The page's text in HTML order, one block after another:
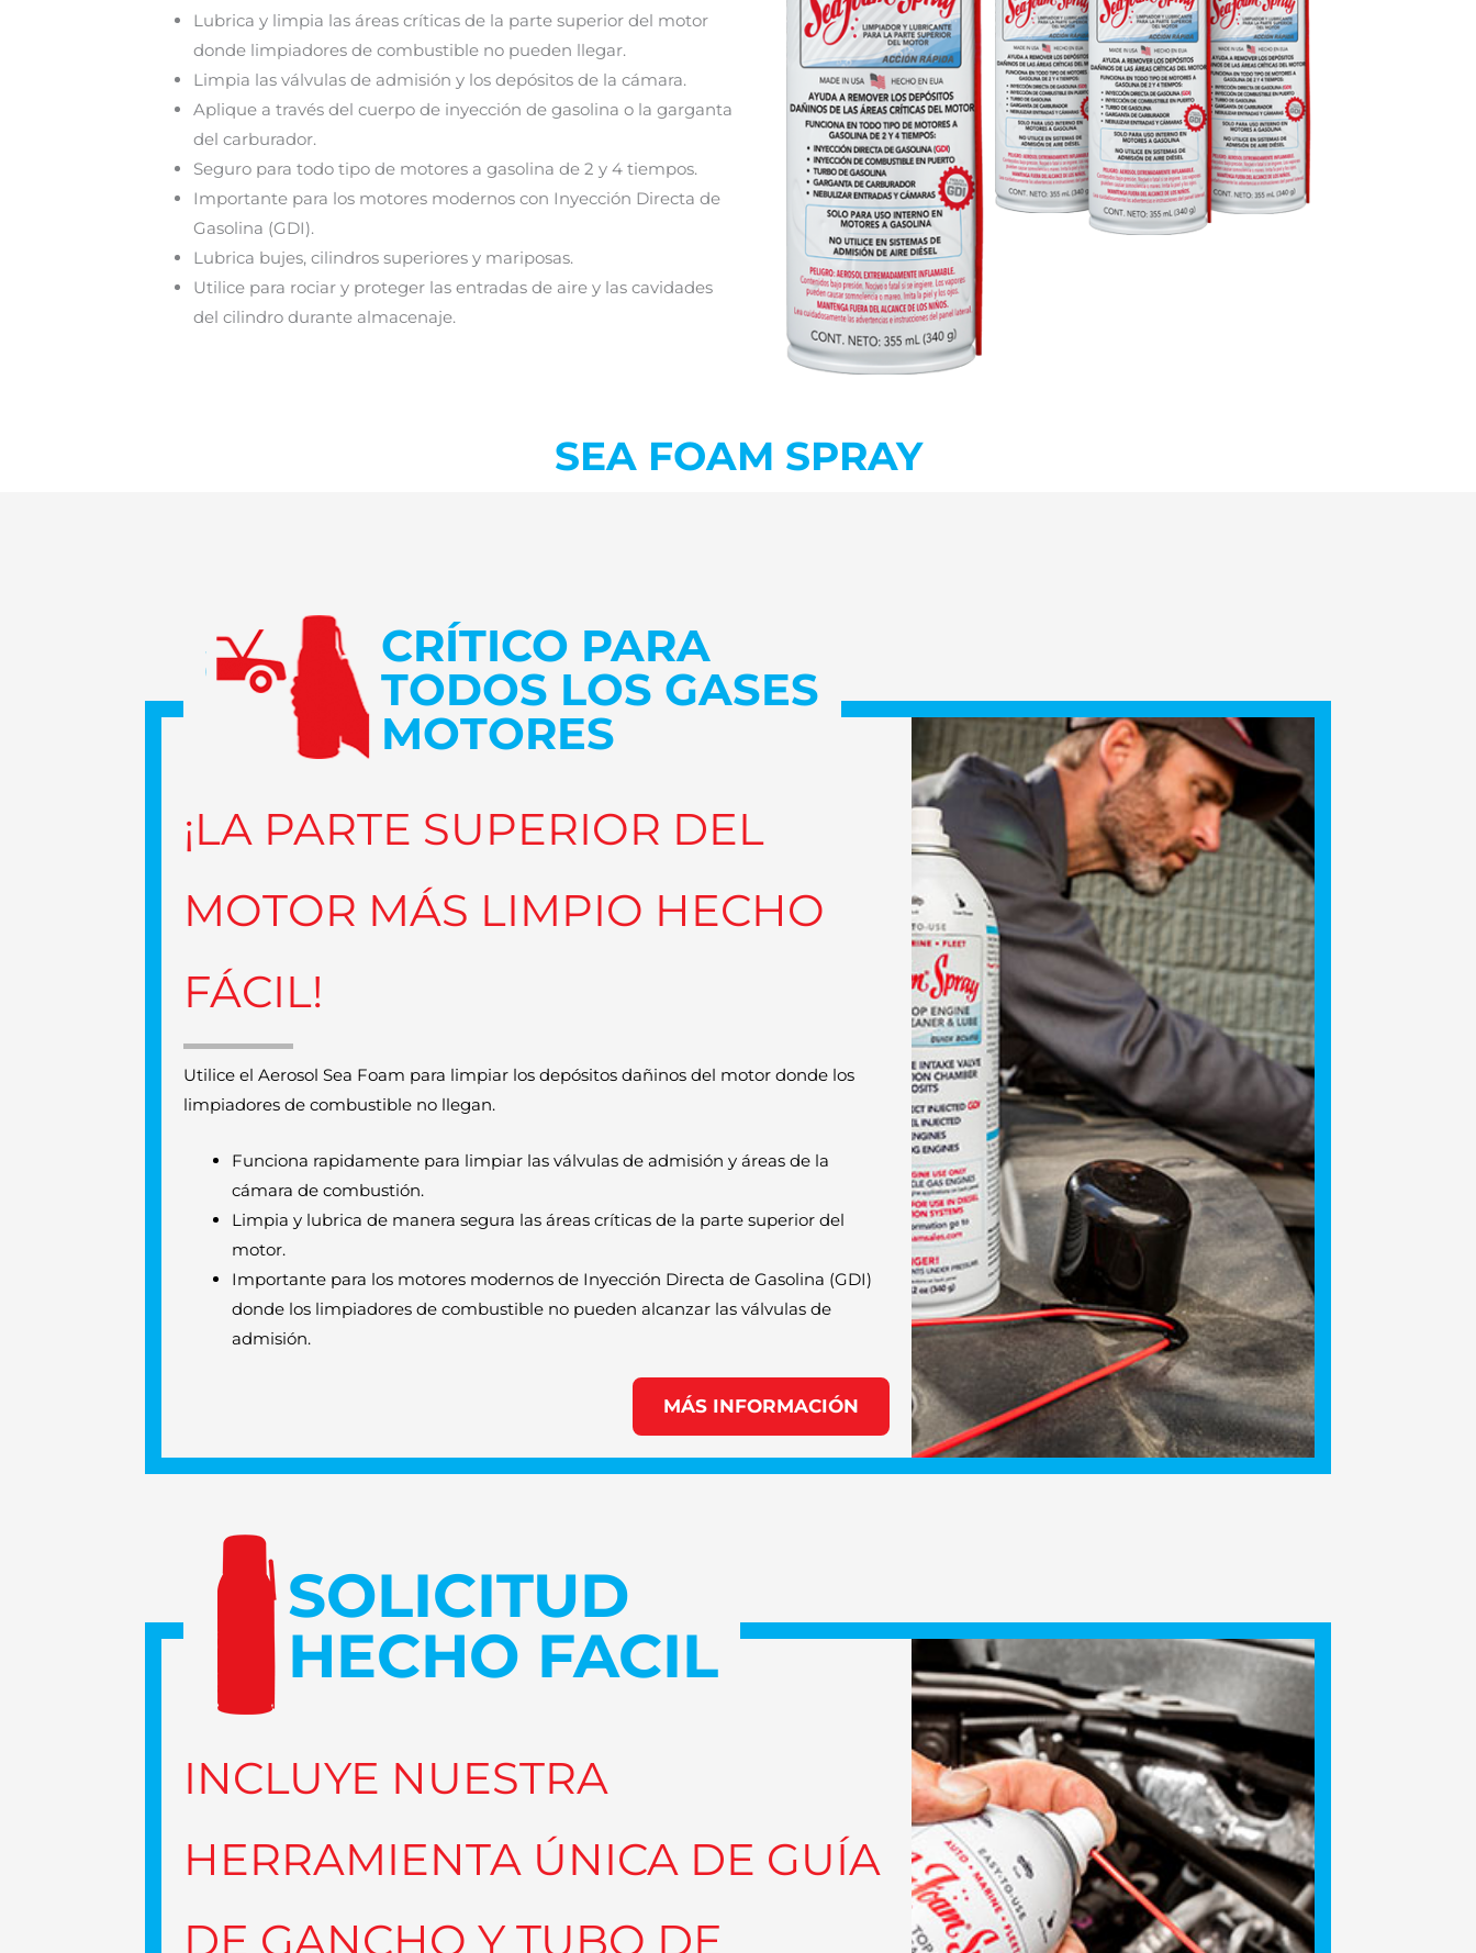
Lubrica y limpia las áreas críticas de la parte superior del motor
donde limpiadores de combustible no pueden llegar.
Limpia las válvulas de admisión y los depósitos de la cámara.
Aplique a través del cuerpo de inyección de gasolina o la garganta
del carburador.
Seguro para todo tipo de motores a gasolina de 2 y 4 tiempos.
Importante para los motores modernos con Inyección Directa de
Gasolina (GDI).
Lubrica bujes, cilindros superiores y mariposas.
Utilice para rociar y proteger las entradas de aire y las cavidades
del cilindro durante almacenaje.
SEA FOAM SPRAY
CRÍTICO PARA
TODOS LOS GASES
MOTORES
¡LA PARTE SUPERIOR DEL
MOTOR MÁS LIMPIO HECHO
FÁCIL!
Utilice el Aerosol Sea Foam para limpiar los depósitos dañinos del motor donde los
limpiadores de combustible no llegan.
Funciona rapidamente para limpiar las válvulas de admisión y áreas de la
cámara de combustión.
Limpia y lubrica de manera segura las áreas críticas de la parte superior del
motor.
Importante para los motores modernos de Inyección Directa de Gasolina (GDI)
donde los limpiadores de combustible no pueden alcanzar las válvulas de
admisión.
MÁS INFORMACIÓN
SOLICITUD
HECHO FACIL
INCLUYE NUESTRA
HERRAMIENTA ÚNICA DE GUÍA
DE GANCHO Y TUBO DE